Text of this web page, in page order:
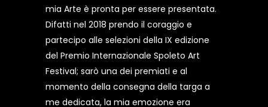
mia Arte è pronta per essere presentata.
Difatti nel 2018 prendo il coraggio e
partecipo alle selezioni della IX edizione
del Premio Internazionale Spoleto Art
Festival; sarò una dei premiati e al
momento della consegna della targa a
me dedicata, la mia emozione era